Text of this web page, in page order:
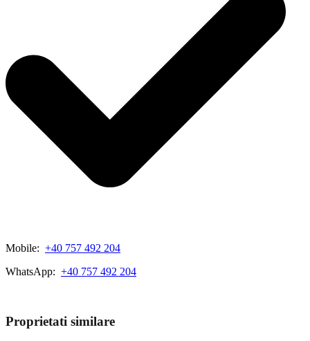
Mobile: +40 757 492 204
WhatsApp: +40 757 492 204
Proprietati similare